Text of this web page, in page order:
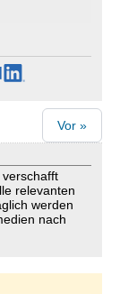
Vor »
verschafft
relevanten
werden
nach